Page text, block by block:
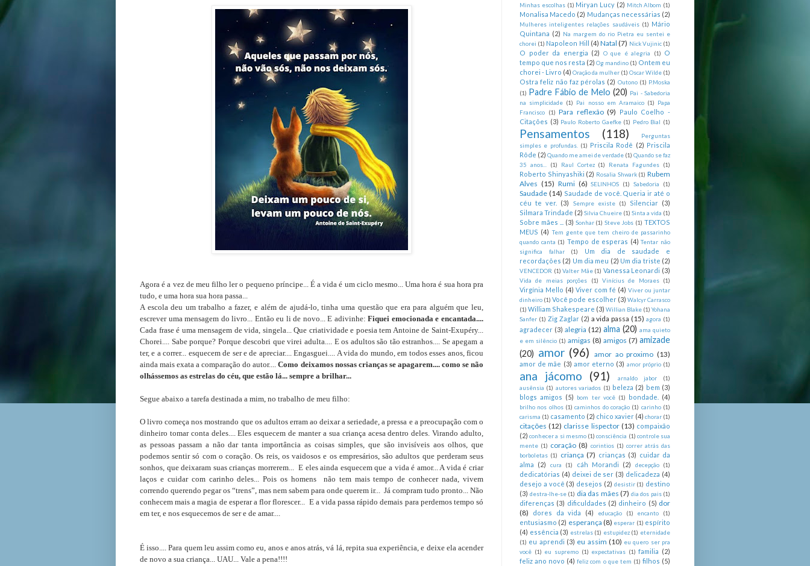
Agora é a vez de meu filho ler o pequeno príncipe... É a vida é um ciclo mesmo... Uma hora é sua hora pra
tudo, e uma hora sua hora passa...
A escola deu um trabalho a fazer, e além de ajudá-lo, tinha uma questão que era para alguém que leu,
escrever uma mensagem do livro... Então eu li de novo... E adivinhe:Fiquei emocionada e encantada....
Cada frase é uma mensagem de vida, singela... Que criatividade e poesia tem Antoine de Saint-Exupéry...
Chorei.... Sabe porque? Porque descobri que virei adulta.... E os adultos são tão estranhos.... Se apegam a
ter, e a correr... esquecem de ser e de apreciar.... Engasguei.... A vida do mundo, em todos esses anos, ficou
ainda mais exata a comparação do autor....Como deixamos nossas crianças se apagarem.... como se não
olhássemos as estrelas do céu, que estão lá... sempre a brilhar...
Segue abaixo a tarefa destinada a mim, no trabalho de meu filho:
O livro começa nos mostrando que os adultos erram ao deixar a seriedade, a pressa e a preocupação com o
dinheiro tomar conta deles.... Eles esquecem de manter a sua criança acesa dentro deles. Virando adulto,
as pessoas passam a não dar tanta importância as coisas simples, que são invisíveis aos olhos, que
podemos sentir só com o coração. Os reis, os vaidosos e os empresários, são adultos que perderam seus
sonhos, que deixaram suas crianças morrerem... E eles ainda esquecem que a vida é amor... A vida é criar
laços e cuidar com carinho deles... Pois os homens não tem mais tempo de conhecer nada, vivem
correndo querendo pegar os “trens”, mas nem sabem para onde querem ir... Já compram tudo pronto... Não
conhecem mais a magia de esperar a flor florescer... E a vida passa rápido demais para perdemos tempo só
em ter, e nos esquecemos de ser e de amar....
É isso.... Para quem leu assim como eu, anos e anos atrás, vá lá, repita sua experiência, e deixe ela acender
de novo a sua criança... UAU... Vale a pena!!!!
Minhas escolhas (1) Miryan Lucy (2) Mitch Albom (1)
Monalisa Macedo (2) Mudanças necessárias (2)
Mulheres inteligentes relações saudáveis (1) Mário
Quintana (2)
Na margem do rio Pietra eu sentei e
chorei (1) Napoleon Hill (4) Natal (7) Nick Vujinic (1)
O poder da energia (2) O que é alegria (1)
O
tempo que nos resta (2) Og mandino (1) Ontem eu
chorei - Livro (4) Oração da mulher (1) Oscar Wilde (1)
Ostra feliz não faz pérolas (2) Outono (1) P.Moska
(1) Padre Fábio de Melo (20)
Pai - Sabedoria
na simplicidade (1) Pai nosso em Aramaico (1)
Papa
Francisco
(1) Para reflexão (9)
Paulo Coelho -
Citações (3) Paulo Roberto Gaefke (1) Pedro Bial (1)
Pensamentos (118)
Perguntas
simples e profundas. (1) Priscila Rodê (2) Priscila
Rôde (2) Quando me amei de verdade (1) Quando se faz
35 anos...
(1) Raul Cortez (1) Renata Fagundes (1)
Roberto Shinyashiki (2) Rosalia Shwark (1) Rubem
Alves (15) Rumi (6) SELINHOS (1) Sabedoria (1)
Saudade (14) Saudade de você. Queria ir até o
céu te ver.
(3) Sempre existe (1) Silenciar (3)
Silmara Trindade (2) Silvia Chueire (1) Sinta a vida (1)
Sobre mães ... (3) Sonhar (1) Steve Jobs (1) TEXTOS
MEUS (4) Tem gente que tem cheiro de passarinho
quando canta (1) Tempo de esperas (4) Tentar não
significa falhar
(1)
Um dia de saudade e
recordações (2) Um dia meu (2) Um dia triste (2)
VENCEDOR (1) Valter Mãe (1) Vanessa Leonardi (3)
Vida de meias porções (1) Vinícius de Moraes (1)
Virgínia Mello (4) Viver com fé (4) Viver ou juntar
dinheiro (1) Você pode escolher (3) Walcyr Carrasco
(1) William Shakespeare (3) Willian Blake (1) Yohana
Sanfer (1) Zig Zaglar (2) a vida passa (15) agora (1)
agradecer (3) alegria (12) alma (20) ama quieto
e em silêncio (1) amigas (8) amigos (7) amizade
(20) amor (96) amor ao proximo (13)
amor de mãe (3) amor eterno (3) amor próprio (1)
ana jácomo (91) arnaldo jabor
(1)
ausênsia (1) autores variados (1) beleza (2) bem (3)
blogs amigos (5) bom ter você (1) bondade. (4)
brilho nos olhos (1) caminhos do coração (1) carinho (1)
carisma (1) casamento (2) chico xavier (4) chorar (1)
citações (12) clarisse lispector (13) compaixão
(2) conhecer a si mesmo (1) consciência (1) controle sua
mente (1) coração (8) corintios (1) correr atrás das
borboletas (1) criança (7) crianças (3) cuidar da
alma
(2) cura (1) cáh Morandi (2) decepção (1)
dedicatórias (4) deixei de ser (3) delicadeza (4)
desejo a você (3) desejos (2) desistir (1) destino
(3) destra-lhe-se (1) dia das mães (7) dia dos pais (1)
diferenças (3) dificuldades (2) dinheiro (5) dor
(8)
dores da vida (4) educação (1) encanto (1)
entusiasmo (2) esperança (8) esperar (1) espírito
(4) essência (3) estrelas (1) estupidez (1) eternidade
(1) eu aprendi (3) eu assim (10) eu quero ser pra
você (1) eu supremo (1) expectativas (1) familia (2)
feliz ano novo (4) feliz com o que tem (1) filhos (5)